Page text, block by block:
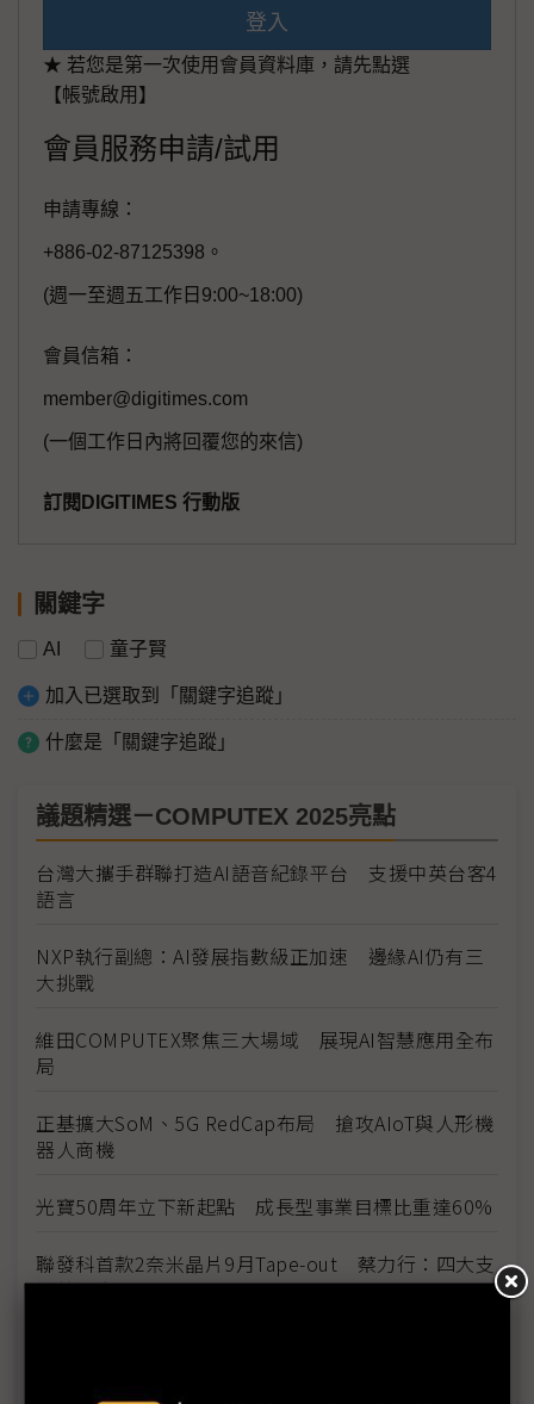
登入
★ 若您是第一次使用會員資料庫，請先點選
【帳號啟用】
會員服務申請/試用
申請專線：
+886-02-87125398。
(週一至週五工作日9:00~18:00)
會員信箱：
member@digitimes.com
(一個工作日內將回覆您的來信)
訂閱DIGITIMES 行動版
關鍵字
AI 童子賢
加入已選取到「關鍵字追蹤」
什麼是「關鍵字追蹤」
議題精選－COMPUTEX 2025亮點
台灣大攜手群聯打造AI語音紀錄平台 支援中英台客4
語言
NXP執行副總：AI發展指數級正加速 邊緣AI仍有三
大挑戰
維田COMPUTEX聚焦三大場域 展現AI智慧應用全布
局
正基擴大SoM、5G RedCap布局 搶攻AIoT與人形機
器人商機
光寶50周年立下新起點 成長型事業目標比重達60%
聯發科首款2奈米晶片9月Tape-out 蔡力行：四大支
柱營運豐碩